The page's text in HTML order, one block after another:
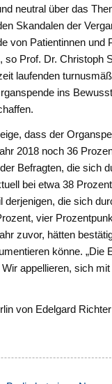
neutral über das
Skandalen der
von Patientinnen und
so Prof. Dr.
laufenden
ins
dass der
2018 noch 36
Befragten, die sich
bei etwa 38
derjenigen, die sich
vier
zuvor, hätten
könne.
appellieren, sich
von Edelgard